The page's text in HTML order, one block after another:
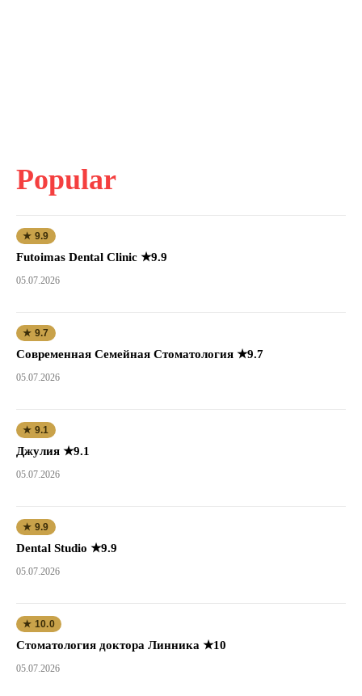
Popular
★ 9.9
Futoimas Dental Clinic ★9.9
05.07.2026
★ 9.7
Современная Семейная Стоматология ★9.7
05.07.2026
★ 9.1
Джулия ★9.1
05.07.2026
★ 9.9
Dental Studio ★9.9
05.07.2026
★ 10.0
Стоматология доктора Линника ★10
05.07.2026